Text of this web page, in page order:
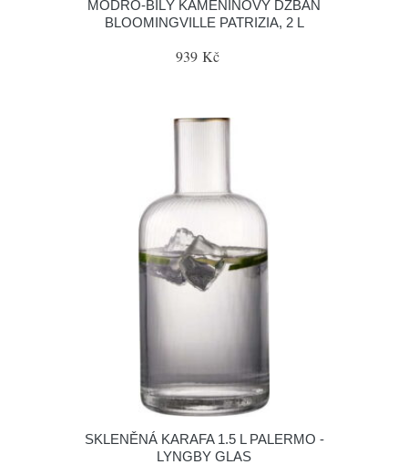
MODRO-BÍLÝ KAMENINOVÝ DŽBÁN
BLOOMINGVILLE PATRIZIA, 2 L
939 Kč
SKLENĚNÁ KARAFA 1.5 L PALERMO -
LYNGBY GLAS